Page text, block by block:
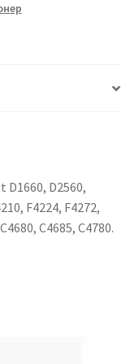
D1660, D2560,
F4224, F4272,
C4685, C4780.